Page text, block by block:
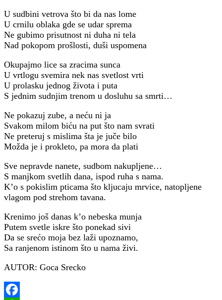
U sudbini vetrova što bi da nas lome
U crnilu oblaka gde se udar sprema
Ne gubimo prisutnost ni duha ni tela
Nad pokopom prošlosti, duši uspomena
Okupajmo lice sa zracima sunca
U vrtlogu svemira nek nas svetlost vrti
U prolasku jednog života i puta
S jednim sudnjim trenom u dosluhu sa smrti…
Ne pokazuj zube, a neću ni ja
Svakom milom biću na put što nam svrati
Ne preteruj s mislima šta je juče bilo
Možda je i prokleto, pa mora da plati
Sve nepravde nanete, sudbom nakupljene…
S manjkom svetlih dana, ispod ruha s nama.
K’o s pokislim pticama što kljucaju mrvice, natopljene
vlagom pod strehom tavana.
Krenimo još danas k’o nebeska munja
Putem svetle iskre što ponekad sivi
Da se srećo moja bez laži upoznamo,
Sa ranjenom istinom što u nama živi.
AUTOR: Goca Srecko